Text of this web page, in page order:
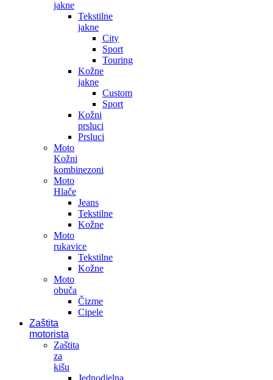
jakne
Tekstilne
jakne
City
Sport
Touring
Kožne
jakne
Custom
Sport
Kožni
prsluci
Prsluci
Moto
Kožni
kombinezoni
Moto
Hlače
Jeans
Tekstilne
Kožne
Moto
rukavice
Tekstilne
Kožne
Moto
obuča
Čizme
Cipele
Zaštita
motorista
Zaštita
za
kišu